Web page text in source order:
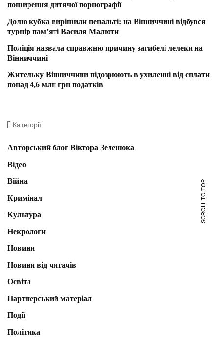
поширення дитячої порнографії
Долю кубка вирішили пенальті: на Вінниччині відбувся
турнір пам’яті Василя Малюти
Поліція назвала справжню причину загибелі лелеки на
Вінниччині
Жительку Вінниччини підозрюють в ухиленні від сплати
понад 4,6 млн грн податків
Категорії
Авторський блог Віктора Зеленюка
Відео
Війна
Кримінал
Культура
Некрологи
Новини
Новини від читачів
Освіта
Партнерський матеріал
Події
Політика
SCROLL TO TOP